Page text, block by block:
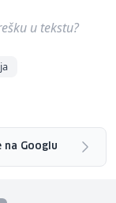
u tekstu?
Googlu